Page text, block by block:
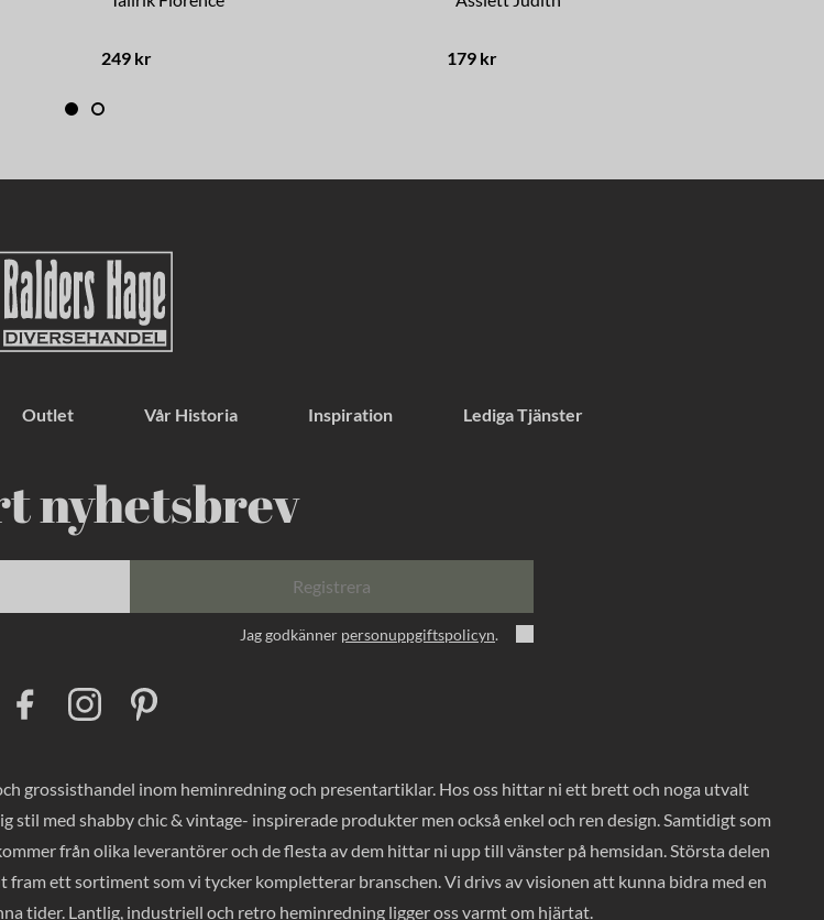
249 kr 179 kr
Outlet Vår Historia Inspiration Lediga Tjänster
nyhetsbrev
Registrera
Jag godkänner personuppgiftspolicyn.
o
o
k
I
n
g
r
a
r
e
s
grossisthandel inom heminredning och presentartiklar. Hos oss hittar ni ett brett och noga utvalt
med shabby chic & vintage- inspirerade produkter men också enkel och ren design. Samtidigt som
från olika leverantörer och de flesta av dem hittar ni upp till vänster på hemsidan. Största delen
ett sortiment som vi tycker kompletterar branschen. Vi drivs av visionen att kunna bidra med en
tider. Lantlig, industriell och retro heminredning ligger oss varmt om hjärtat.